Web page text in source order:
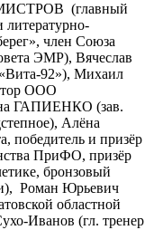
(главный
член Союза
ЭМР), Вячеслав
92»), Михаил
ООО
ГАПИЕНКО (зав.
Алёна
победитель и призёр
ПриФО, призёр
бронзовый
Роман Юрьевич
областной
Иванов (гл. тренер